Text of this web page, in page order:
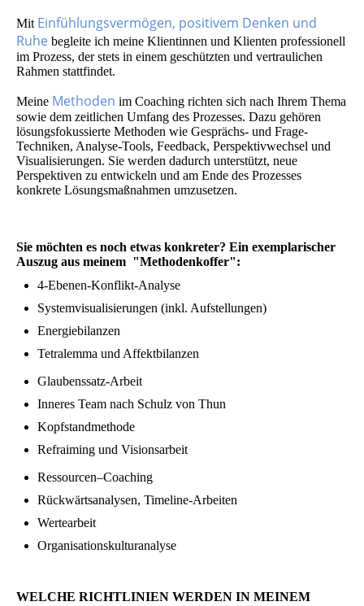
Mit Einfühlungsvermögen, positivem Denken und
Ruhe begleite ich meine Klientinnen und Klienten professionell
im Prozess, der stets in einem geschützten und vertraulichen
Rahmen stattfindet.
Meine Methoden im Coaching richten sich nach Ihrem Thema
sowie dem zeitlichen Umfang des Prozesses. Dazu gehören
lösungsfokussierte Methoden wie Gesprächs- und Frage-
Techniken, Analyse-Tools, Feedback, Perspektivwechsel und
Visualisierungen. Sie werden dadurch unterstützt, neue
Perspektiven zu entwickeln und am Ende des Prozesses
konkrete Lösungsmaßnahmen umzusetzen.
Sie möchten es noch etwas konkreter? Ein exemplarischer
Auszug aus meinem "Methodenkoffer":
4-Ebenen-Konflikt-Analyse
Systemvisualisierungen (inkl. Aufstellungen)
Energiebilanzen
Tetralemma und Affektbilanzen
Glaubenssatz-Arbeit
Inneres Team nach Schulz von Thun
Kopfstandmethode
Refraiming und Visionsarbeit
Ressourcen–Coaching
Rückwärtsanalysen, Timeline-Arbeiten
Wertearbeit
Organisationskulturanalyse
WELCHE RICHTLINIEN WERDEN IN MEINEM